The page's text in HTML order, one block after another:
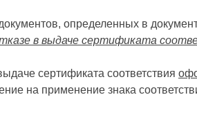
определенных в
в выдаче сертификата
сертификата соответствия
на применение знака